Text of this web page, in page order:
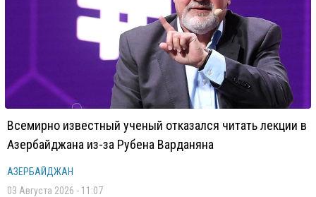
Всемирно известный ученый отказался читать лекции в
Азербайджана из-за Рубена Варданяна
АЗЕРБАЙДЖАН
03 Августа 2026 - 11:07